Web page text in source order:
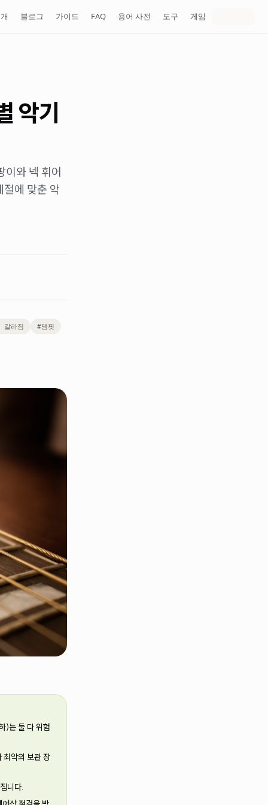
블로그 가이드 FAQ 용어 사전 도구 게임
악기
와 넥 휘어
에 맞춘 악
갈라짐 #댐핏
)는 둘 다 위험
최악의 보관 장
니다.